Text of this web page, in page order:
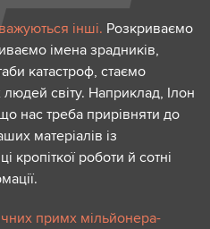
інші. Розкриваємо
імена зрадників,
катастроф, стаємо
світу. Наприклад, Ілон
нас треба прирівняти до
матеріалів із
кропіткої роботи й сотні
примх мільйонера-